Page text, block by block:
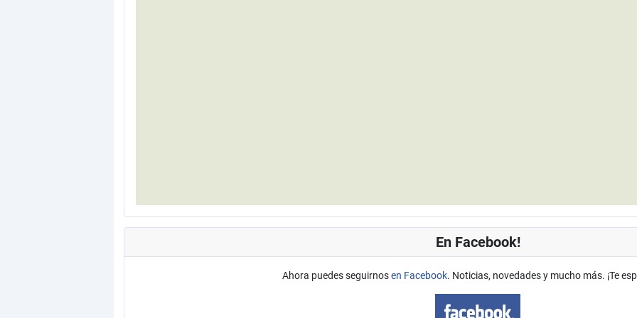
En Facebook!
Ahora puedes seguirnosen Facebook. Noticias, novedades y mucho más. ¡Te